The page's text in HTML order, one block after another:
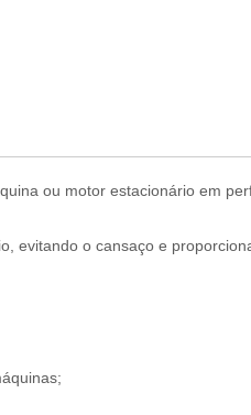
ou motor estacionário em
evitando o cansaço e